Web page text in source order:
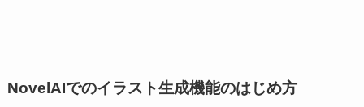
NovelAIでのイラスト生成機能のはじめ方